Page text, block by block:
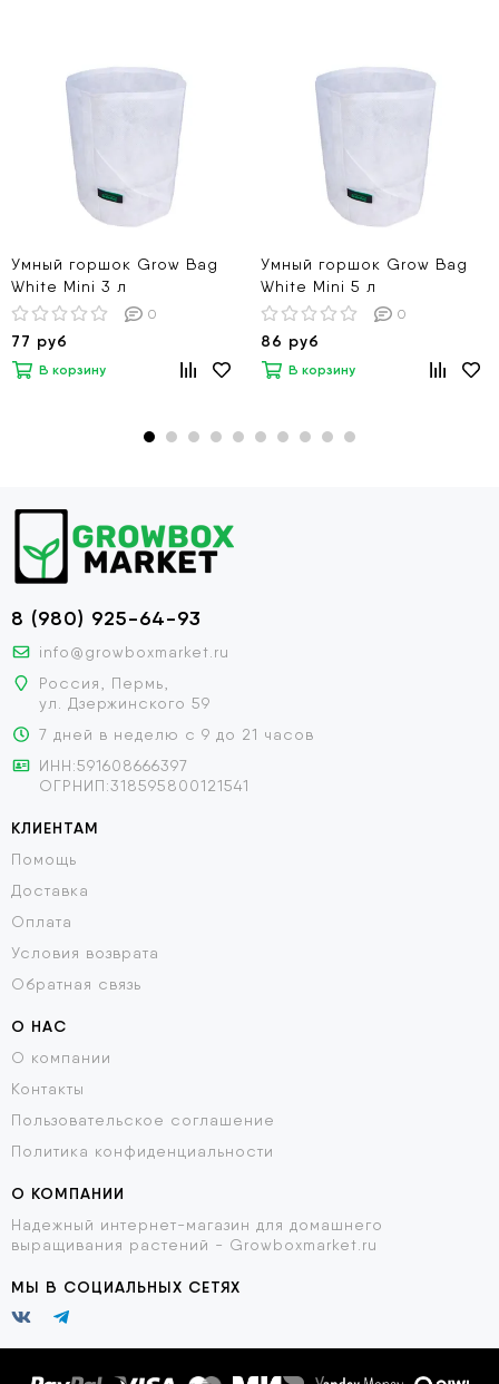
Умный горшок Grow Bag
White Mini 3 л
0
77 руб
В корзину
Умный горшок Grow Bag
White Mini 5 л
0
86 руб
В корзину
8 (980) 925-64-93
info@growboxmarket.ru
Россия, Пермь,
ул. Дзержинского 59
7 дней в неделю с 9 до 21 часов
ИНН:591608666397
ОГРНИП:318595800121541
КЛИЕНТАМ
Помощь
Доставка
Оплата
Условия возврата
Обратная связь
О НАС
О компании
Контакты
Пользовательское соглашение
Политика конфиденциальности
О КОМПАНИИ
Надежный интернет-магазин для домашнего
выращивания растений - Growboxmarket.ru
МЫ В СОЦИАЛЬНЫХ СЕТЯХ